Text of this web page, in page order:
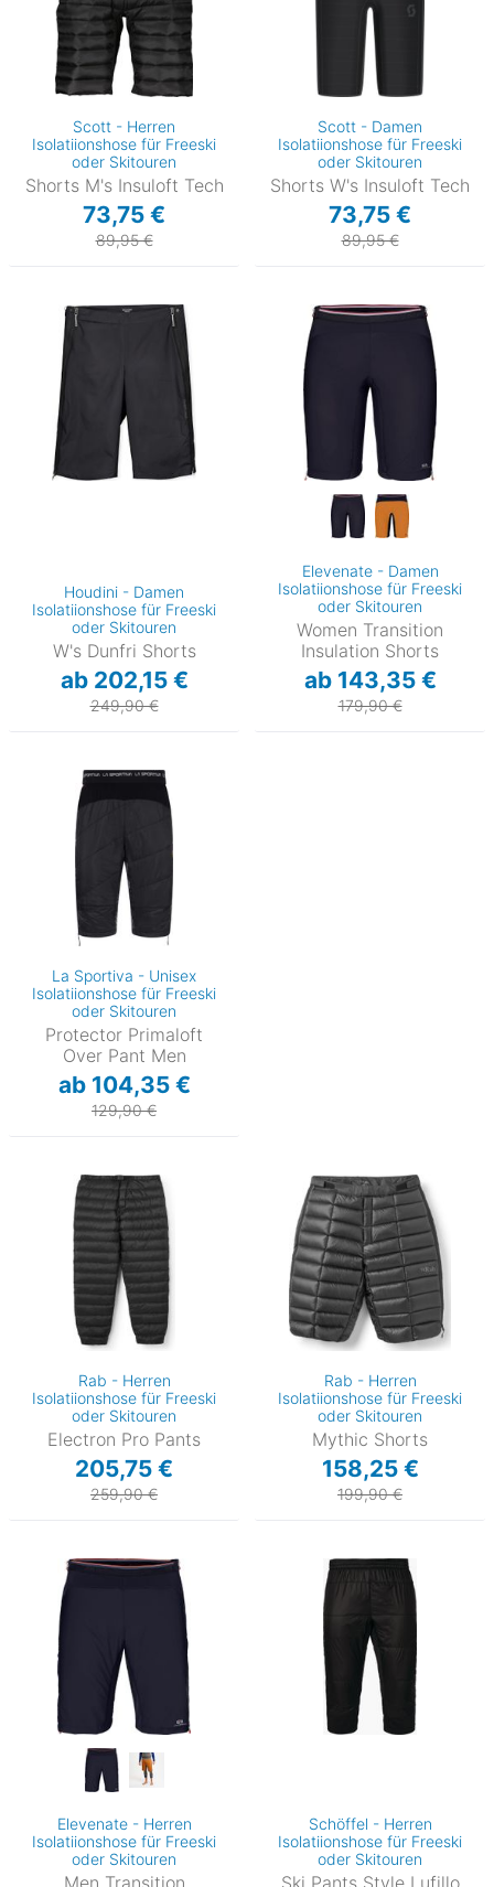
Scott - Herren
Isolatiionshose für Freeski
oder Skitouren
Shorts M's Insuloft Tech
73,75 €
89,95 €
Scott - Damen
Isolatiionshose für Freeski
oder Skitouren
Shorts W's Insuloft Tech
73,75 €
89,95 €
Houdini - Damen
Isolatiionshose für Freeski
oder Skitouren
W's Dunfri Shorts
ab 202,15 €
249,90 €
Elevenate - Damen
Isolatiionshose für Freeski
oder Skitouren
Women Transition
Insulation Shorts
ab 143,35 €
179,90 €
La Sportiva - Unisex
Isolatiionshose für Freeski
oder Skitouren
Protector Primaloft
Over Pant Men
ab 104,35 €
129,90 €
Rab - Herren
Isolatiionshose für Freeski
oder Skitouren
Electron Pro Pants
205,75 €
259,90 €
Rab - Herren
Isolatiionshose für Freeski
oder Skitouren
Mythic Shorts
158,25 €
199,90 €
Elevenate - Herren
Isolatiionshose für Freeski
oder Skitouren
Schöffel - Herren
Isolatiionshose für Freeski
oder Skitouren